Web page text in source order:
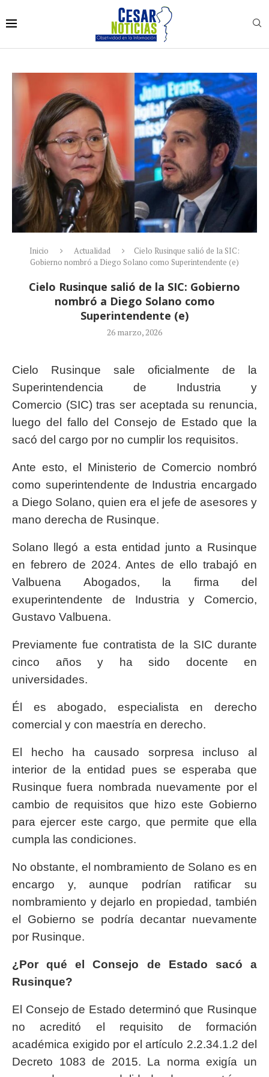
Inicio Actualidad
Cielo Rusinque salió de la SIC:
Gobierno nombró a Diego Solano como Superintendente (e)
Cielo Rusinque salió de la SIC: Gobierno
nombró a Diego Solano como
Superintendente (e)
26 marzo, 2026
Cielo Rusinque sale oficialmente de la
Superintendencia de Industria y
Comercio (SIC) tras ser aceptada su renuncia,
luego del fallo del Consejo de Estado que la
sacó del cargo por no cumplir los requisitos.
Ante esto, el Ministerio de Comercio nombró
como superintendente de Industria encargado
a Diego Solano, quien era el jefe de asesores y
mano derecha de Rusinque.
Solano llegó a esta entidad junto a Rusinque
en febrero de 2024. Antes de ello trabajó en
Valbuena Abogados, la firma del
exuperintendente de Industria y Comercio,
Gustavo Valbuena.
Previamente fue contratista de la SIC durante
cinco años y ha sido docente en
universidades.
Él es abogado, especialista en derecho
comercial y con maestría en derecho.
El hecho ha causado sorpresa incluso al
interior de la entidad pues se esperaba que
Rusinque fuera nombrada nuevamente por el
cambio de requisitos que hizo este Gobierno
para ejercer este cargo, que permite que ella
cumpla las condiciones.
No obstante, el nombramiento de Solano es en
encargo y, aunque podrían ratificar su
nombramiento y dejarlo en propiedad, también
el Gobierno se podría decantar nuevamente
por Rusinque.
¿Por qué el Consejo de Estado sacó a
Rusinque?
El Consejo de Estado determinó que Rusinque
no acreditó el requisito de formación
académica exigido por el artículo 2.2.34.1.2 del
Decreto 1083 de 2015. La norma exigía un